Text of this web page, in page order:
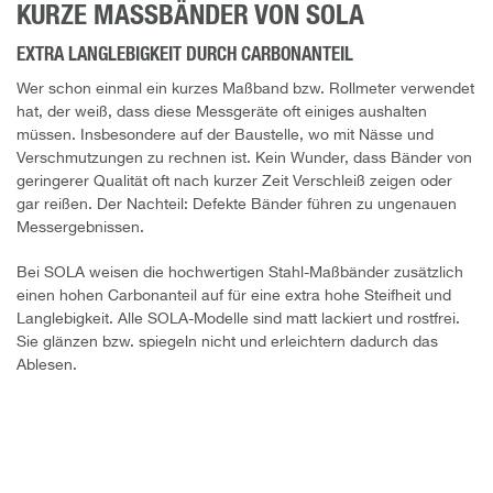
KURZE MASSBÄNDER VON SOLA
EXTRA LANGLEBIGKEIT DURCH CARBONANTEIL
Wer schon einmal ein kurzes Maßband bzw. Rollmeter verwendet
hat, der weiß, dass diese Messgeräte oft einiges aushalten
müssen. Insbesondere auf der Baustelle, wo mit Nässe und
Verschmutzungen zu rechnen ist. Kein Wunder, dass Bänder von
geringerer Qualität oft nach kurzer Zeit Verschleiß zeigen oder
gar reißen. Der Nachteil: Defekte Bänder führen zu ungenauen
Messergebnissen.
Bei SOLA weisen die hochwertigen Stahl-Maßbänder zusätzlich
einen hohen Carbonanteil auf für eine extra hohe Steifheit und
Langlebigkeit. Alle SOLA-Modelle sind matt lackiert und rostfrei.
Sie glänzen bzw. spiegeln nicht und erleichtern dadurch das
Ablesen.